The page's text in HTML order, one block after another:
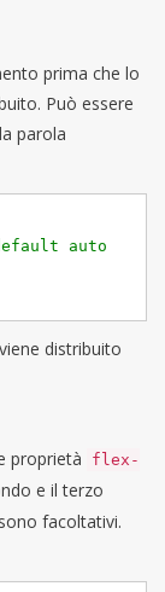
prima che lo
Può essere
parola
auto
distribuito
proprietà
flex-
e il terzo
facoltativi.